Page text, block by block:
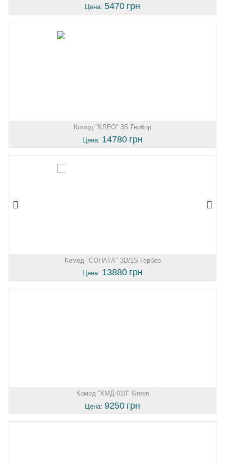
Цена: 5470 грн
Комод "КЛЕО" 3S Гербор
Цена: 14780 грн
Комод "СОНАТА" 3D/1S Гербор
Цена: 13880 грн
Комод "КМД-010" Green
Цена: 9250 грн